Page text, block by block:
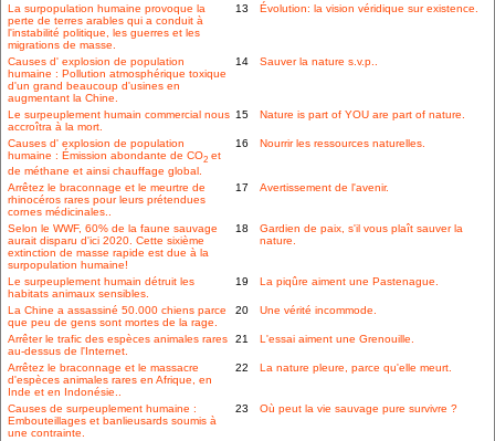
La surpopulation humaine provoque la
perte de terres arables qui a conduit à
l'instabilité politique, les guerres et les
migrations de masse.
13 Évolution: la vision véridique sur existence.
Causes d' explosion de population
humaine : Pollution atmosphérique toxique
d'un grand beaucoup d'usines en
augmentant la Chine.
14 Sauver la nature s.v.p..
Le surpeuplement humain commercial nous
accroîtra à la mort.
15 Nature is part of YOU are part of nature.
Causes d' explosion de population
humaine : Émission abondante de CO2 et
de méthane et ainsi chauffage global.
16 Nourrir les ressources naturelles.
Arrêtez le braconnage et le meurtre de
rhinocéros rares pour leurs prétendues
cornes médicinales..
17 Avertissement de l'avenir.
Selon le WWF, 60% de la faune sauvage
aurait disparu d'ici 2020. Cette sixième
extinction de masse rapide est due à la
surpopulation humaine!
18
Gardien de paix, s'il vous plaît sauver la
nature.
Le surpeuplement humain détruit les
habitats animaux sensibles.
19 La piqûre aiment une Pastenague.
La Chine a assassiné 50.000 chiens parce
que peu de gens sont mortes de la rage.
20 Une vérité incommode.
Arrêter le trafic des espèces animales rares
au-dessus de l'Internet.
21 L'essai aiment une Grenouille.
Arrêtez le braconnage et le massacre
d'espèces animales rares en Afrique, en
Inde et en Indonésie..
22 La nature pleure, parce qu'elle meurt.
Causes de surpeuplement humaine :
Embouteillages et banlieusards soumis à
une contrainte.
23 Où peut la vie sauvage pure survivre ?